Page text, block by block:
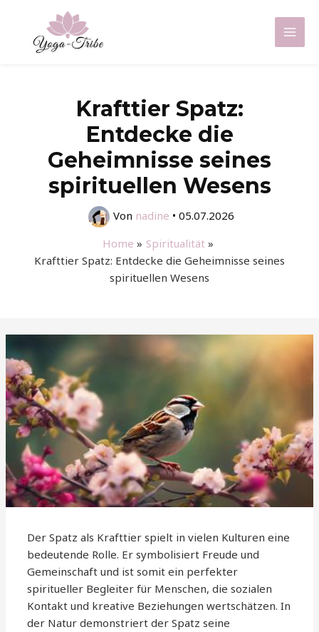
springen
Main
Krafttier Spatz:
Entdecke die
Geheimnisse seines
spirituellen Wesens
Von nadine • 05.07.2026
Home
Spiritualität
Krafttier Spatz: Entdecke die Geheimnisse seines
spirituellen Wesens
Der Spatz als Krafttier spielt in vielen Kulturen eine
bedeutende Rolle. Er symbolisiert Freude und
Gemeinschaft und ist somit ein perfekter
spiritueller Begleiter für Menschen, die sozialen
Kontakt und kreative Beziehungen wertschätzen. In
der Natur demonstriert der Spatz seine